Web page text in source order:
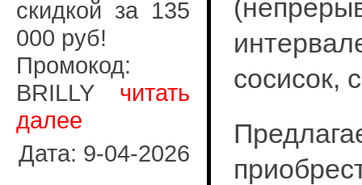
скидкой за 135
000 руб!
Промокод:
BRILLY читать
далее
Дата: 9-04-2026
сосисок,